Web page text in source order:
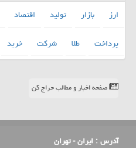
ارز بازار تولید اقتصاد
پرداخت
طلا شركت خرید
صفحه اخبار و مطالب حراج کن
آدرس : ایران - تهران